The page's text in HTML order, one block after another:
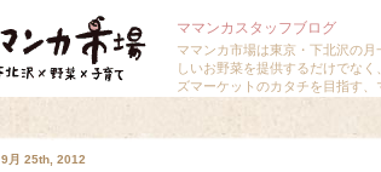
ママンカスタッフブログ
ママンカ市場は東京・下北沢の
しいお野菜を提供するだけでな
ズマーケットのカタチを目指す
9月 25th, 2012